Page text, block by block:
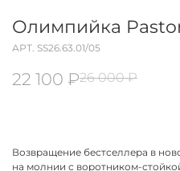
Олимпийка
АРТ. SS26.63.01/05
22 100 ₽26 000 ₽
Возвращение бестселлера в
на молнии с воротником-